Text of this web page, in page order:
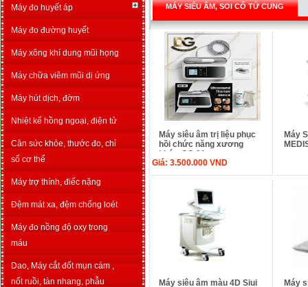
Máy đo huyết áp
Máy đo đường huyết
Máy xông khí dung mũi họng
Máy chữa viêm mũi dị ứng
Máy hút dịch, đờm
Nhiệt kế hồng ngoại, điện tử
Cân sức khỏe, thước đo, chỉ
số cơ thể
Máy trợ thính, điếc nặng
Đệm mát xa, đệm chống loét
Máy đo nồng độ oxy trong
máu
Dao, Máy cắt đốt mụn cám ,
nốt ruồi, tàn nhang, phẫu
MÁY SIÊU ÂM, SOI CỔ TỬ CUNG
Máy siêu âm trị liệu phục
hồi chức năng xương
khớp CS-01
Giá: 3.500.000 VND
Máy
Máy siêu âm màu 4D Siui
Máy